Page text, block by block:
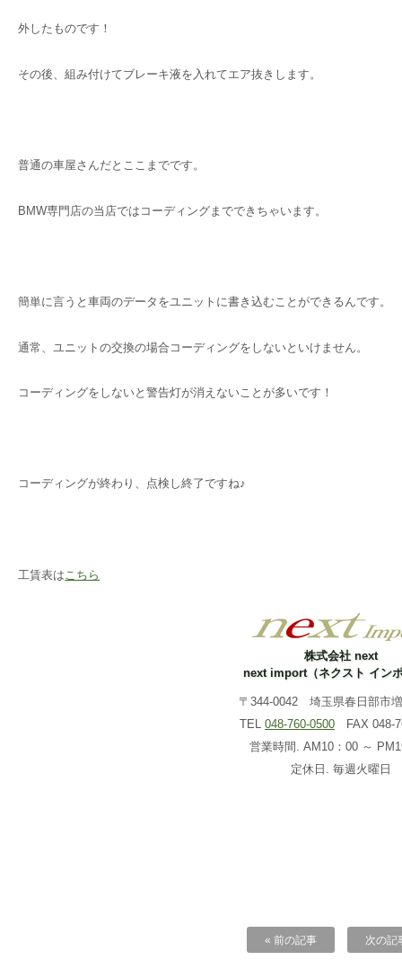
外したものです！
その後、組み付けてブレーキ液を入れてエア抜きします。
普通の車屋さんだとここまでです。
BMW専門店の当店ではコーディングまでできちゃいます。
簡単に言うと車両のデータをユニットに書き込むことができるんです。
通常、ユニットの交換の場合コーディングをしないといけません。
コーディングをしないと警告灯が消えないことが多いです！
コーディングが終わり、点検し終了ですね♪
工賃表は こちら
株式会社 next
next import（ネクスト イン
〒344-0042 埼玉県春日部市
TEL 048-760-0500 FAX 048-
営業時間. AM10：00 ～
定休日. 毎週火曜日
« 前の記事 次の記